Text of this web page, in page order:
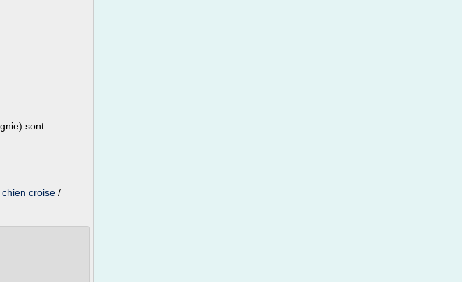
sont
croise /